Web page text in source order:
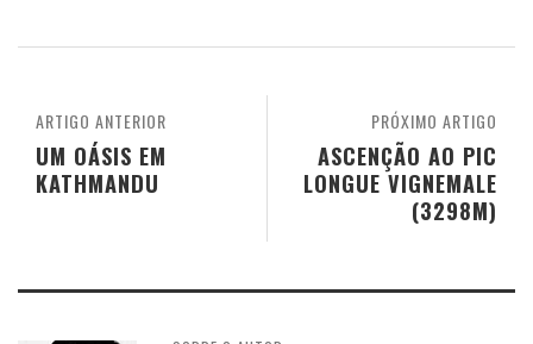
PRÓXIMO ARTIGO
ASCENÇÃO AO PIC
LONGUE VIGNEMALE
(3298M)
ARTIGO ANTERIOR
UM OÁSIS EM
KATHMANDU